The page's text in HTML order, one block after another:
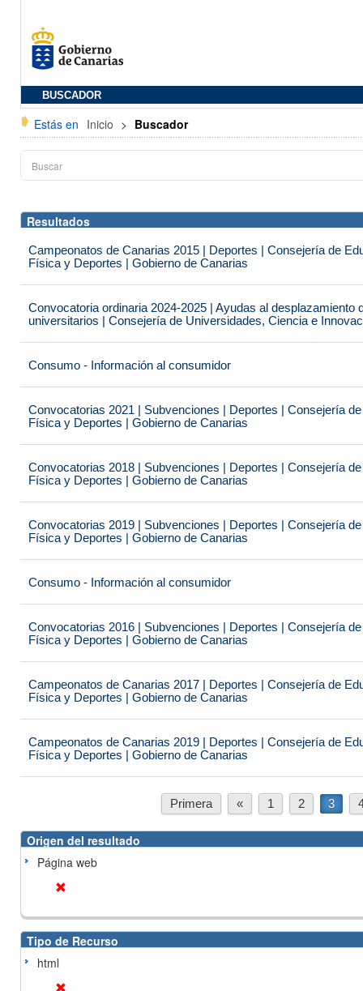
BUSCADOR
Estás en Inicio > Buscador
Resultados
Campeonatos de Canarias 2015 | Deportes | Consejería de
Física y Deportes | Gobierno de Canarias
Convocatoria ordinaria 2024-2025 | Ayudas al desplazamiento
universitarios | Consejería de Universidades, Ciencia e
Consumo - Información al consumidor
Convocatorias 2021 | Subvenciones | Deportes | Consejería
Física y Deportes | Gobierno de Canarias
Convocatorias 2018 | Subvenciones | Deportes | Consejería
Física y Deportes | Gobierno de Canarias
Convocatorias 2019 | Subvenciones | Deportes | Consejería
Física y Deportes | Gobierno de Canarias
Consumo - Información al consumidor
Convocatorias 2016 | Subvenciones | Deportes | Consejería
Física y Deportes | Gobierno de Canarias
Campeonatos de Canarias 2017 | Deportes | Consejería de
Física y Deportes | Gobierno de Canarias
Campeonatos de Canarias 2019 | Deportes | Consejería de
Física y Deportes | Gobierno de Canarias
Primera « 1 2 3
Origen del resultado
Página web
Tipo de Recurso
html